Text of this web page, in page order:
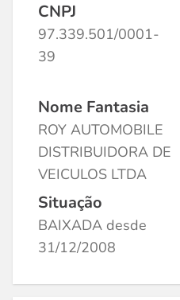
CNPJ
97.339.501/0001-
39
Nome Fantasia
ROY AUTOMOBILE
DISTRIBUIDORA DE
VEICULOS LTDA
Situação
BAIXADA desde
31/12/2008